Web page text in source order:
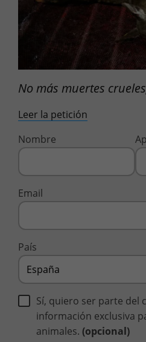
No más muertes
Leer la petición
Nombre
Email
País
Sí, quiero ser parte del
información exclusiva
animales. (opcional)